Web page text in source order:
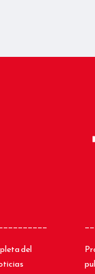
del